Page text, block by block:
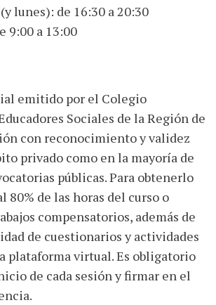
lunes): de 16:30 a 20:30
9:00 a 13:00
emitido por el Colegio
Sociales de la Región de
con reconocimiento y validez
privado como en la mayoría de
públicas. Para obtenerlo
80% de las horas del curso o
compensatorios, además de
de cuestionarios y actividades
plataforma virtual. Es obligatorio
de cada sesión y firmar en el